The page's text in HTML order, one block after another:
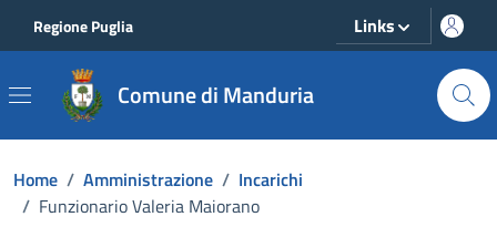
Regione Puglia Links
Comune di Manduria
Home / Amministrazione / Incarichi
/ Funzionario Valeria Maiorano